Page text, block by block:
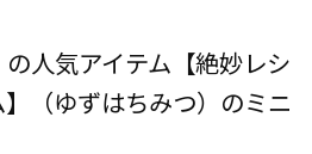
の人気アイテム【絶妙レシ
（ゆずはちみつ）のミニ